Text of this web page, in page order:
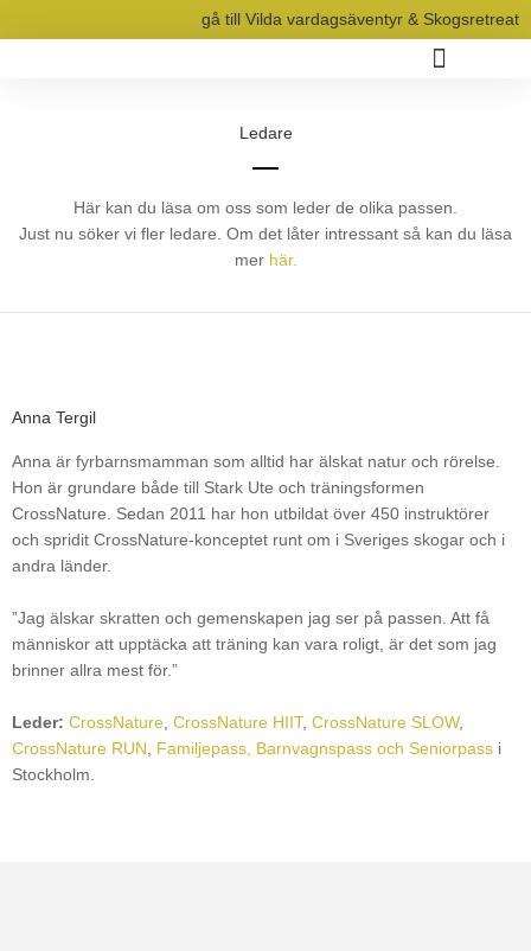
till
gå till Vilda vardagsäventyr & Skogsretreat
Ledare
Här kan du läsa om oss som leder de olika passen.
Just nu söker vi fler ledare. Om det låter intressant så kan du läsa
mer här.
Anna Tergil
Anna är fyrbarnsmamman som alltid har älskat natur och rörelse.
Hon är grundare både till Stark Ute och träningsformen
CrossNature. Sedan 2011 har hon utbildat över 450 instruktörer
och spridit CrossNature-konceptet runt om i Sveriges skogar och i
andra länder.
”Jag älskar skratten och gemenskapen jag ser på passen. Att få
människor att upptäcka att träning kan vara roligt, är det som jag
brinner allra mest för.”
Leder: CrossNature CrossNature HIIT, CrossNature SLOW,
CrossNature RUN
Familjepass, Barnvagnspass och Seniorpass i
Stockholm.